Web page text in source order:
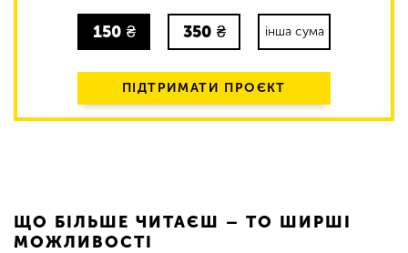
150 ₴ 350 ₴ інша сума
ПІДТРИМАТИ ПРОЄКТ
ЩО БІЛЬШЕ ЧИТАЄШ – ТО ШИРШІ
МОЖЛИВОСТІ